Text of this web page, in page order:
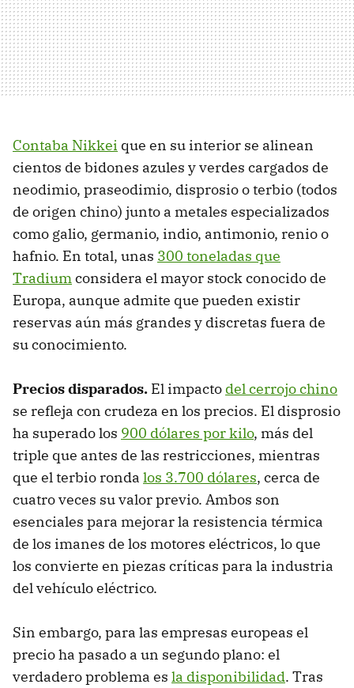
Contaba Nikkei que en su interior se alinean
cientos de bidones azules y verdes cargados de
neodimio, praseodimio, disprosio o terbio (todos
de origen chino) junto a metales especializados
como galio, germanio, indio, antimonio, renio o
hafnio. En total, unas 300 toneladas que
Tradiumconsidera el mayor stock conocido de
Europa, aunque admite que pueden existir
reservas aún más grandes y discretas fuera de
su conocimiento.
Precios disparados. El impacto del cerrojo chino
se refleja con crudeza en los precios. El disprosio
ha superado los 900 dólares por kilo, más del
triple que antes de las restricciones, mientras
que el terbio ronda los 3.700 dólares, cerca de
cuatro veces su valor previo. Ambos son
esenciales para mejorar la resistencia térmica
de los imanes de los motores eléctricos, lo que
los convierte en piezas críticas para la industria
del vehículo eléctrico.
Sin embargo, para las empresas europeas el
precio ha pasado a un segundo plano: el
verdadero problema es la disponibilidad. Tras